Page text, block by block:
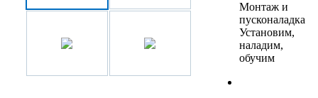
Монтаж и
пусконаладка
Установим,
наладим,
обучим